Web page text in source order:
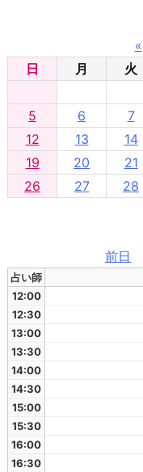
«
日 月 火
5
6 7
12
13 14
19
20 21
26
27 28
前日
占い師
12:00
12:30
13:00
13:30
14:00
14:30
15:00
15:30
16:00
16:30